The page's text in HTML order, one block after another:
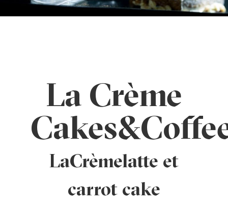
La Crème
LaCrèmelatte et
carrot cake